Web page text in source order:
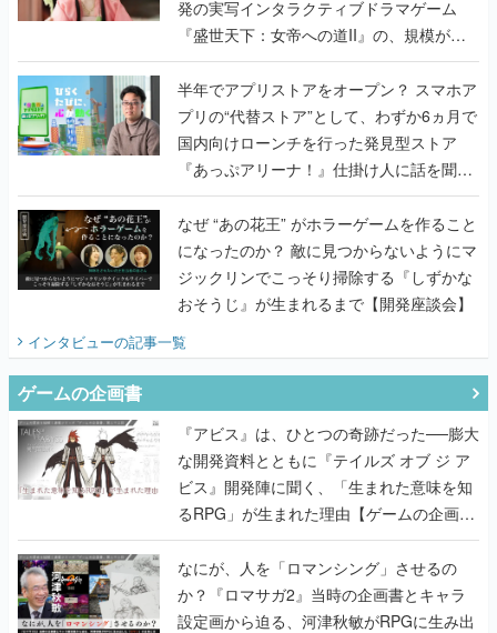
発の実写インタラクティブドラマゲーム
『盛世天下：女帝への道II』の、規模が違
うこだわりをプロデューサーに聞いた
半年でアプリストアをオープン？ スマホア
プリの“代替ストア”として、わずか6ヵ月で
国内向けローンチを行った発見型ストア
『あっぷアリーナ！』仕掛け人に話を聞い
てみた
なぜ “あの花王” がホラーゲームを作ること
になったのか？ 敵に見つからないようにマ
ジックリンでこっそり掃除する『しずかな
おそうじ』が生まれるまで【開発座談会】
インタビューの記事一覧
ゲームの企画書
『アビス』は、ひとつの奇跡だった──膨大
な開発資料とともに『テイルズ オブ ジ ア
ビス』開発陣に聞く、「生まれた意味を知
るRPG」が生まれた理由【ゲームの企画
書】
なにが、人を「ロマンシング」させるの
か？『ロマサガ2』当時の企画書とキャラ
設定画から迫る、河津秋敏がRPGに生み出